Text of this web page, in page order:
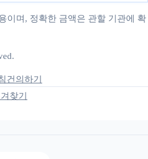
이며, 정확한 금액은 관할 기관에 확
건의하기
찾기